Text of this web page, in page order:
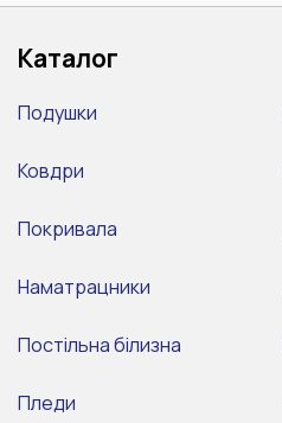
Каталог
Подушки
Ковдри
Покривала
Наматрацники
Постільна білизна
Пледи